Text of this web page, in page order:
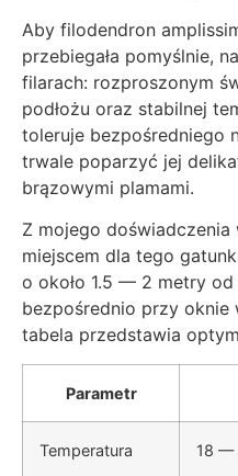
Aby filodendron
przebiegała pomyślnie,
filarach: rozproszonym
podłożu oraz stabilnej
toleruje bezpośredniego
trwale poparzyć jej
brązowymi plamami.
Z mojego doświadczenia
miejscem dla tego
o około 1.5 — 2 metry
bezpośrednio przy oknie
tabela przedstawia
Parametr
Temperatura 18 —